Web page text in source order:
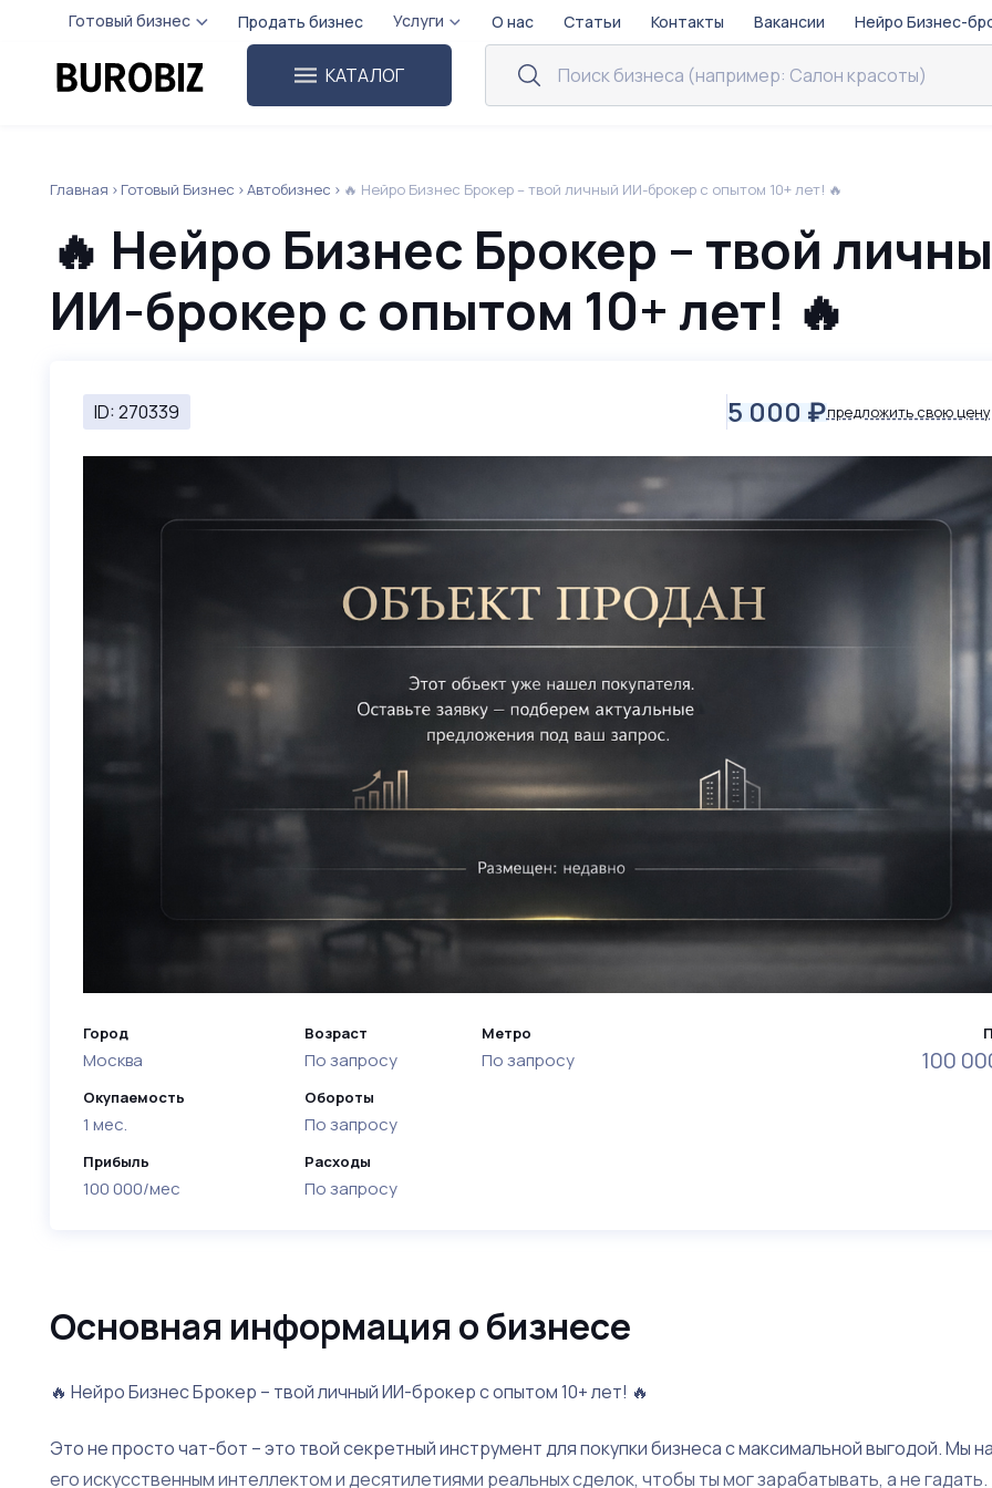
Готовый бизнес Продать бизнес Услуги О нас Статьи Контакты Вакансии Нейро Бизнес-
КАТАЛОГ
Главная Готовый Бизнес Автобизнес 🔥 Нейро Бизнес Брокер – твой личный ИИ-брокер с опытом 10+ лет! 🔥
🔥 Нейро Бизнес Брокер – твой
ИИ-брокер с опытом 10+ лет! 🔥
ID: 270339 5 000 ₽предложить свою цену
100
Город
Москва
Окупаемость
1 мес.
Прибыль
100 000/мес
Возраст
По запросу
Обороты
По запросу
Расходы
По запросу
Метро
По запросу
Основная информация о бизнесе
🔥 Нейро Бизнес Брокер – твой личный ИИ-брокер с опытом 10+ лет! 🔥
Это не просто чат-бот – это твой секретный инструмент для покупки бизнеса с максимальной выгодой. Мы
его искусственным интеллектом и десятилетиями реальных сделок, чтобы ты мог зарабатывать, а не гадать.